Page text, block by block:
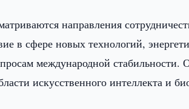
направления
в сфере новых технологий,
международной стабильности.
искусственного интеллекта и